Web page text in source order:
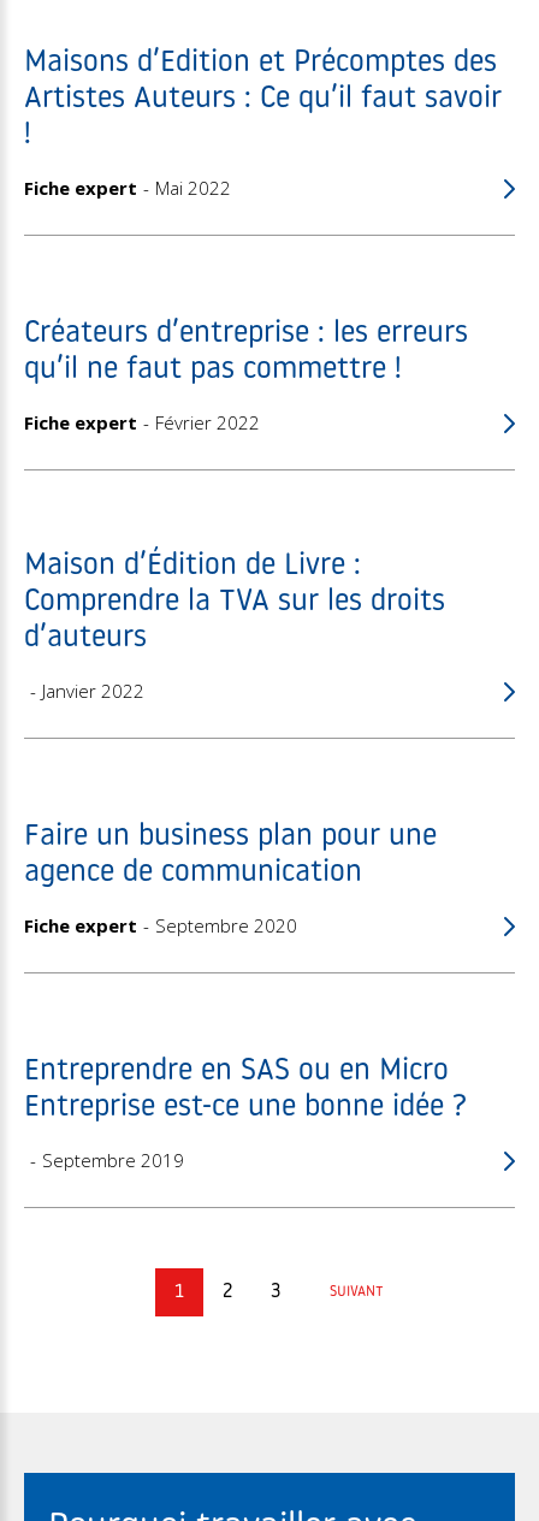
Maisons d’Edition et Précomptes des
Artistes Auteurs : Ce qu’il faut savoir
!
Fiche expert Mai 2022
Créateurs d’entreprise : les erreurs
qu’il ne faut pas commettre !
Fiche expert Février 2022
Maison d’Édition de Livre :
Comprendre la TVA sur les droits
d’auteurs
Janvier 2022
Faire un business plan pour une
agence de communication
Fiche expert Septembre 2020
Entreprendre en SAS ou en Micro
Entreprise est-ce une bonne idée ?
Septembre 2019
1 2 3 SUIVANT